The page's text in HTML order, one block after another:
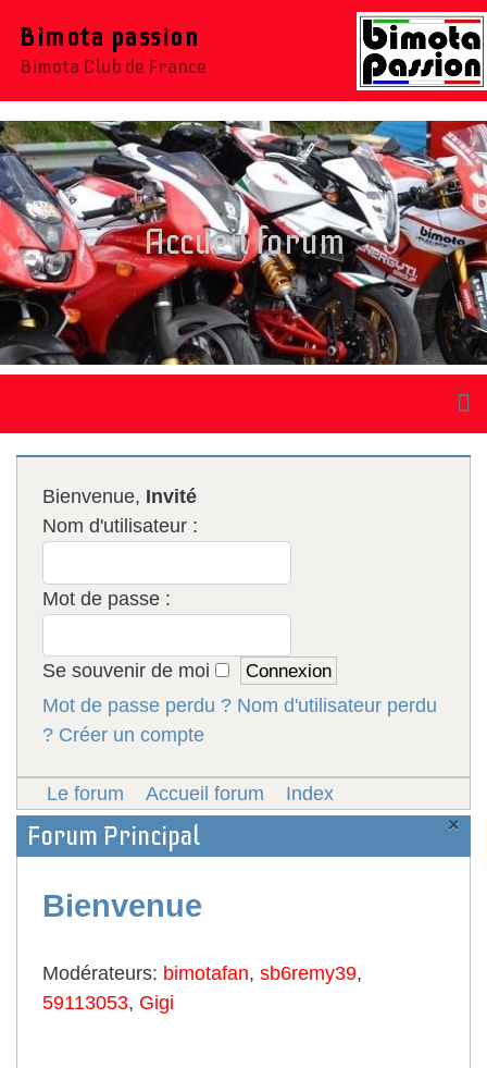
Bimota passion
Bimota Club de France
Accueil forum
Bienvenue, Invité
Nom d'utilisateur :
Mot de passe :
Se souvenir de moi
Mot de passe perdu ? Nom d'utilisateur perdu
? Créer un compte
Le forum Accueil forum
Index
×
Forum Principal
Bienvenue
Modérateurs: bimotafan,sb6remy39,
59113053, Gigi